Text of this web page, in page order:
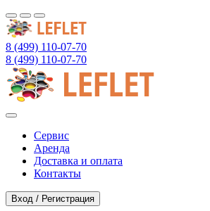
8 (499) 110-07-70
8 (499) 110-07-70
Сервис
Аренда
Доставка и оплата
Контакты
Вход / Регистрация